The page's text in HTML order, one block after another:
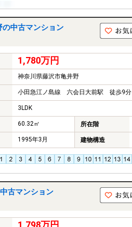
の中古マンション
1,780万円
神奈川県藤沢市亀井野
小田急江ノ島線 六会日大前駅 徒歩9分
3LDK
60.32㎡ 所在階
1995年3月 建物構造
古マンション
1,798万円